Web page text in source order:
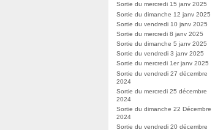
Sortie du mercredi 15 janv 2025
Sortie du dimanche 12 janv 2025
Sortie du vendredi 10 janv 2025
Sortie du mercredi 8 janv 2025
Sortie du dimanche 5 janv 2025
Sortie du vendredi 3 janv 2025
Sortie du mercredi 1er janv 2025
Sortie du vendredi 27 décembre
2024
Sortie du mercredi 25 décembre
2024
Sortie du dimanche 22 Décembre
2024
Sortie du vendredi 20 décembre